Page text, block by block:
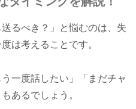
るべき？」と悩むのは、失
は考えることです。
一度話したい」「まだチャ
あるでしょう。